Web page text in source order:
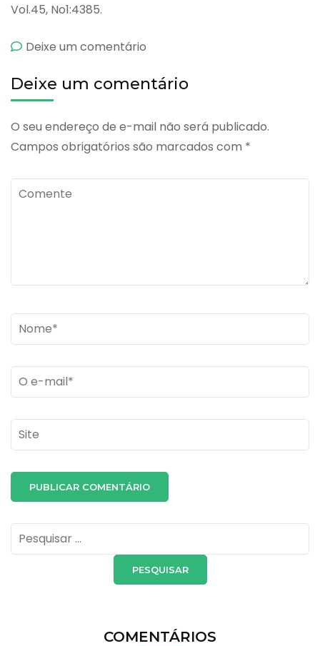
Vol.45, No1:4385.
Deixe um comentário
Deixe um comentário
O seu endereço de e-mail não será publicado.
Campos obrigatórios são marcados com *
Comente
Name*
Email *
Site
Pesquisar
por:
COMENTÁRIOS